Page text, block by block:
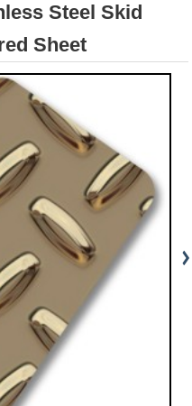
Steel Skid
Sheet